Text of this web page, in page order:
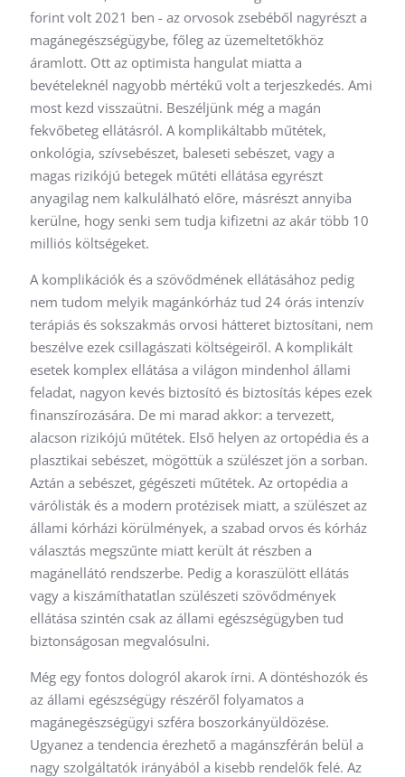
forint volt 2021 ben - az orvosok zsebéből nagyrészt a
magánegészségügybe, főleg az üzemeltetőkhöz
áramlott. Ott az optimista hangulat miatta a
bevételeknél nagyobb mértékű volt a terjeszkedés. Ami
most kezd visszaütni. Beszéljünk még a magán
fekvőbeteg ellátásról. A komplikáltabb műtétek,
onkológia, szívsebészet, baleseti sebészet, vagy a
magas rizikójú betegek műtéti ellátása egyrészt
anyagilag nem kalkulálható előre, másrészt annyiba
kerülne, hogy senki sem tudja kifizetni az akár több 10
milliós költségeket.
A komplikációk és a szövődmének ellátásához pedig
nem tudom melyik magánkórház tud 24 órás intenzív
terápiás és sokszakmás orvosi hátteret biztosítani, nem
beszélve ezek csillagászati költségeiről. A komplikált
esetek komplex ellátása a világon mindenhol állami
feladat, nagyon kevés biztosító és biztosítás képes ezek
finanszírozására. De mi marad akkor: a tervezett,
alacson rizikójú műtétek. Első helyen az ortopédia és a
plasztikai sebészet, mögöttük a szülészet jön a sorban.
Aztán a sebészet, gégészeti műtétek. Az ortopédia a
várólisták és a modern protézisek miatt, a szülészet az
állami kórházi körülmények, a szabad orvos és kórház
választás megszűnte miatt került át részben a
magánellátó rendszerbe. Pedig a koraszülött ellátás
vagy a kiszámíthatatlan szülészeti szövődmények
ellátása szintén csak az állami egészségügyben tud
biztonságosan megvalósulni.
Még egy fontos dologról akarok írni. A döntéshozók és
az állami egészségügy részéről folyamatos a
magánegészségügyi szféra boszorkányüldözése.
Ugyanez a tendencia érezhető a magánszférán belül a
nagy szolgáltatók irányából a kisebb rendelők felé. Az